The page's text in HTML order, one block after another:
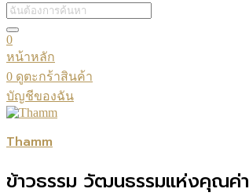
0
หน้าหลัก
0 ดูตะกร้าสินค้า
บัญชีของฉัน
Thamm
ข้าวธรรม วัฒนธรรมแห่งคุณค่า